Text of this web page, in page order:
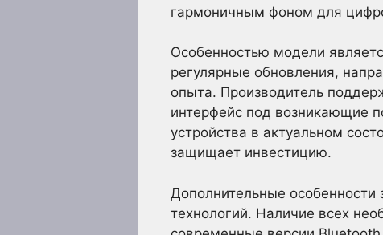
гармоничным фоном для
Особенностью модели
регулярные обновления,
опыта. Производитель
интерфейс под возникающие
устройства в актуальном
защищает инвестицию.
Дополнительные
технологий. Наличие всех